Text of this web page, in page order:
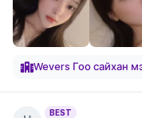
Wevers Гоо сайхан
BEST